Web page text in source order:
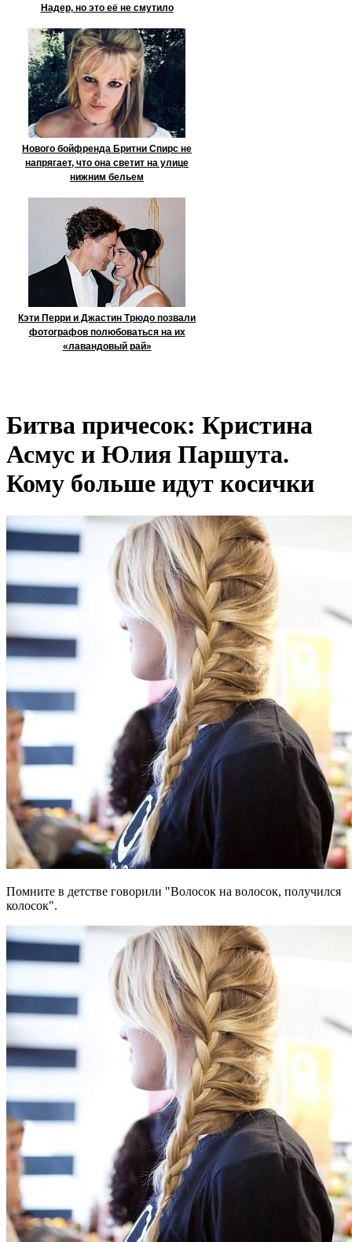
Надер, но это её не смутило
Нового бойфренда Бритни Спирс не
напрягает, что она светит на улице
нижним бельем
Кэти Перри и Джастин Трюдо позвали
фотографов полюбоваться на их
«лавандовый рай»
Битва причесок: Кристина
Асмус и Юлия Паршута.
Кому больше идут косички
Помните в детстве говорили "Волосок на волосок, получился
колосок".